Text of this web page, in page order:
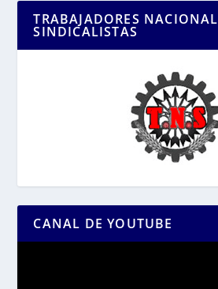
TRABAJADORES NACIONAL
SINDICALISTAS
CANAL DE YOUTUBE